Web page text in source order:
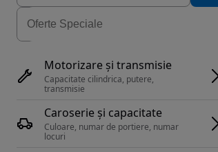
Motorizare și transmisie
Capacitate cilindrica, putere,
transmisie
Caroserie și capacitate
Culoare, numar de portiere, numar
locuri